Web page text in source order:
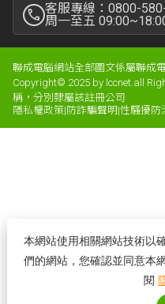
客服專線：0800-
周一至五
聯成電腦網站全部圖文係屬聯成
Copyright© 2025 by lccnet.all
稱，分別隸屬該註冊公司
隱私權政策|防詐騙聲明|性騷擾防
本網站使用相關網站技術以
們的網站，您確認並同意本
閱